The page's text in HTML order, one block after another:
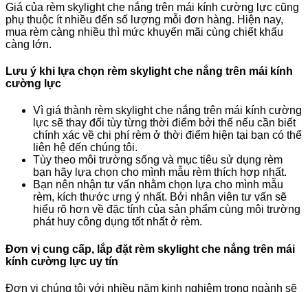
Giá của rèm skylight che nắng trên mái kính cường lực cũng
phụ thuộc ít nhiều đến số lượng mỗi đơn hàng. Hiện nay,
mua rèm càng nhiều thì mức khuyến mãi cùng chiết khấu
càng lớn.
Lưu ý khi lựa chọn rèm skylight che nắng trên mái kính
cường lực
Vì giá thành rèm skylight che nắng trên mái kính cường
lực sẽ thay đổi tùy từng thời điểm bởi thế nếu cần biết
chính xác về chi phí rèm ở thời điểm hiện tại bạn có thể
liên hệ đến chúng tôi.
Tùy theo môi trường sống và mục tiêu sử dụng rèm
bạn hãy lựa chọn cho mình mẫu rèm thích hợp nhất.
Bạn nên nhận tư vấn nhằm chọn lựa cho mình mẫu
rèm, kích thước ưng ý nhất. Bởi nhân viên tư vấn sẽ
hiểu rõ hơn về đặc tính của sản phẩm cùng môi trường
phát huy công dụng tốt nhất ở rèm.
Đơn vị cung cấp, lắp đặt rèm skylight che nắng trên mái
kính cường lực uy tín
Đơn vị chúng tôi với nhiều năm kinh nghiệm trong ngành sẽ